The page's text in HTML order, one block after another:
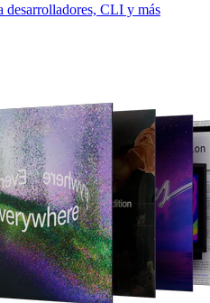
desarrolladores, CLI y más